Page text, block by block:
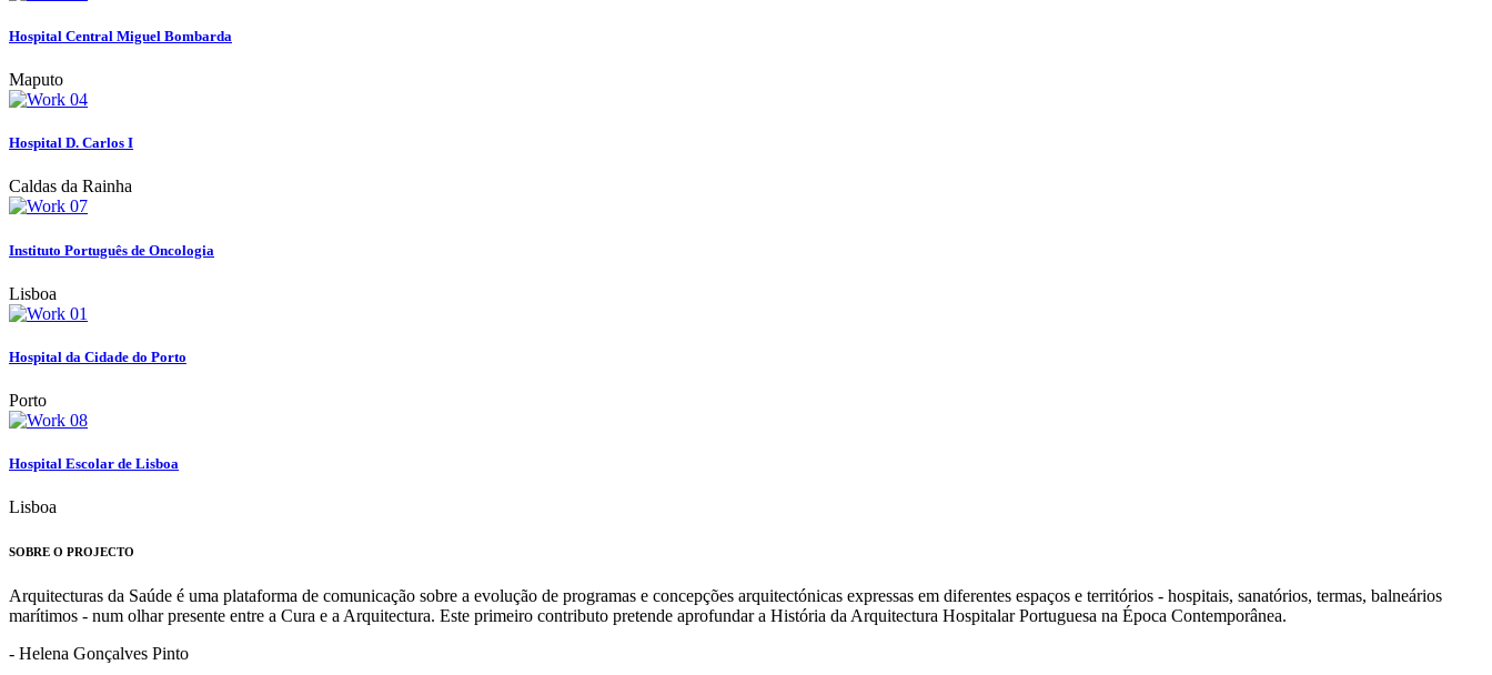
Hospital Central Miguel Bombarda
Maputo
Hospital D. Carlos I
Caldas da Rainha
Instituto Português de Oncologia
Lisboa
Hospital da Cidade do Porto
Porto
Hospital Escolar de Lisboa
Lisboa
SOBRE O PROJECTO
Arquitecturas da Saúde é uma plataforma de comunicação sobre a evolução de programas e concepções arquitectónicas expressas em diferentes espaços e territórios - hospitais, sanatórios, termas, balneários
marítimos - num olhar presente entre a Cura e a Arquitectura. Este primeiro contributo pretende aprofundar a História da Arquitectura Hospitalar Portuguesa na Época Contemporânea.
- Helena Gonçalves Pinto